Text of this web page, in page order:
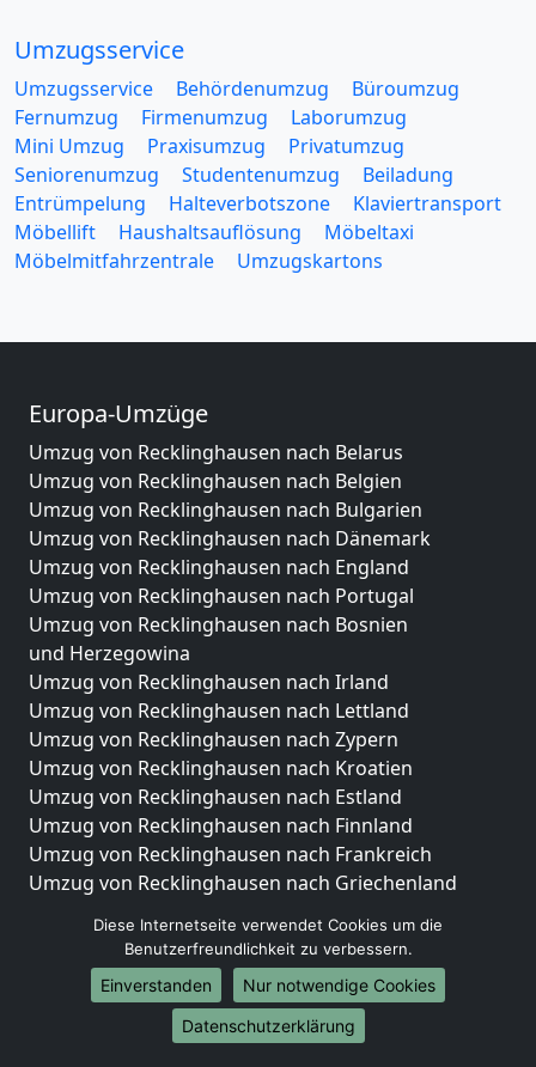
Umzugsservice
Umzugsservice Behördenumzug
Büroumzug
Fernumzug
Firmenumzug
Laborumzug
Mini Umzug
Praxisumzug
Privatumzug
Seniorenumzug
Studentenumzug
Beiladung
Entrümpelung
Halteverbotszone
Klaviertransport
Möbellift
Haushaltsauflösung
Möbeltaxi
Möbelmitfahrzentrale
Umzugskartons
Europa-Umzüge
Umzug von Recklinghausen nach Belarus
Umzug von Recklinghausen nach Belgien
Umzug von Recklinghausen nach Bulgarien
Umzug von Recklinghausen nach Dänemark
Umzug von Recklinghausen nach England
Umzug von Recklinghausen nach Portugal
Umzug von Recklinghausen nach Bosnien
und Herzegowina
Umzug von Recklinghausen nach Irland
Umzug von Recklinghausen nach Lettland
Umzug von Recklinghausen nach Zypern
Umzug von Recklinghausen nach Kroatien
Umzug von Recklinghausen nach Estland
Umzug von Recklinghausen nach Finnland
Umzug von Recklinghausen nach Frankreich
Umzug von Recklinghausen nach Griechenland
Umzug von Recklinghausen nach Liechtenstein
Umzug von Recklinghausen nach Luxemburg
Umzug von Recklinghausen nach Niederlande
Umzug von Recklinghausen nach Norwegen
Diese Internetseite verwendet Cookies um die
Benutzerfreundlichkeit zu verbessern.
Einverstanden
Nur notwendige Cookies
Datenschutzerklärung